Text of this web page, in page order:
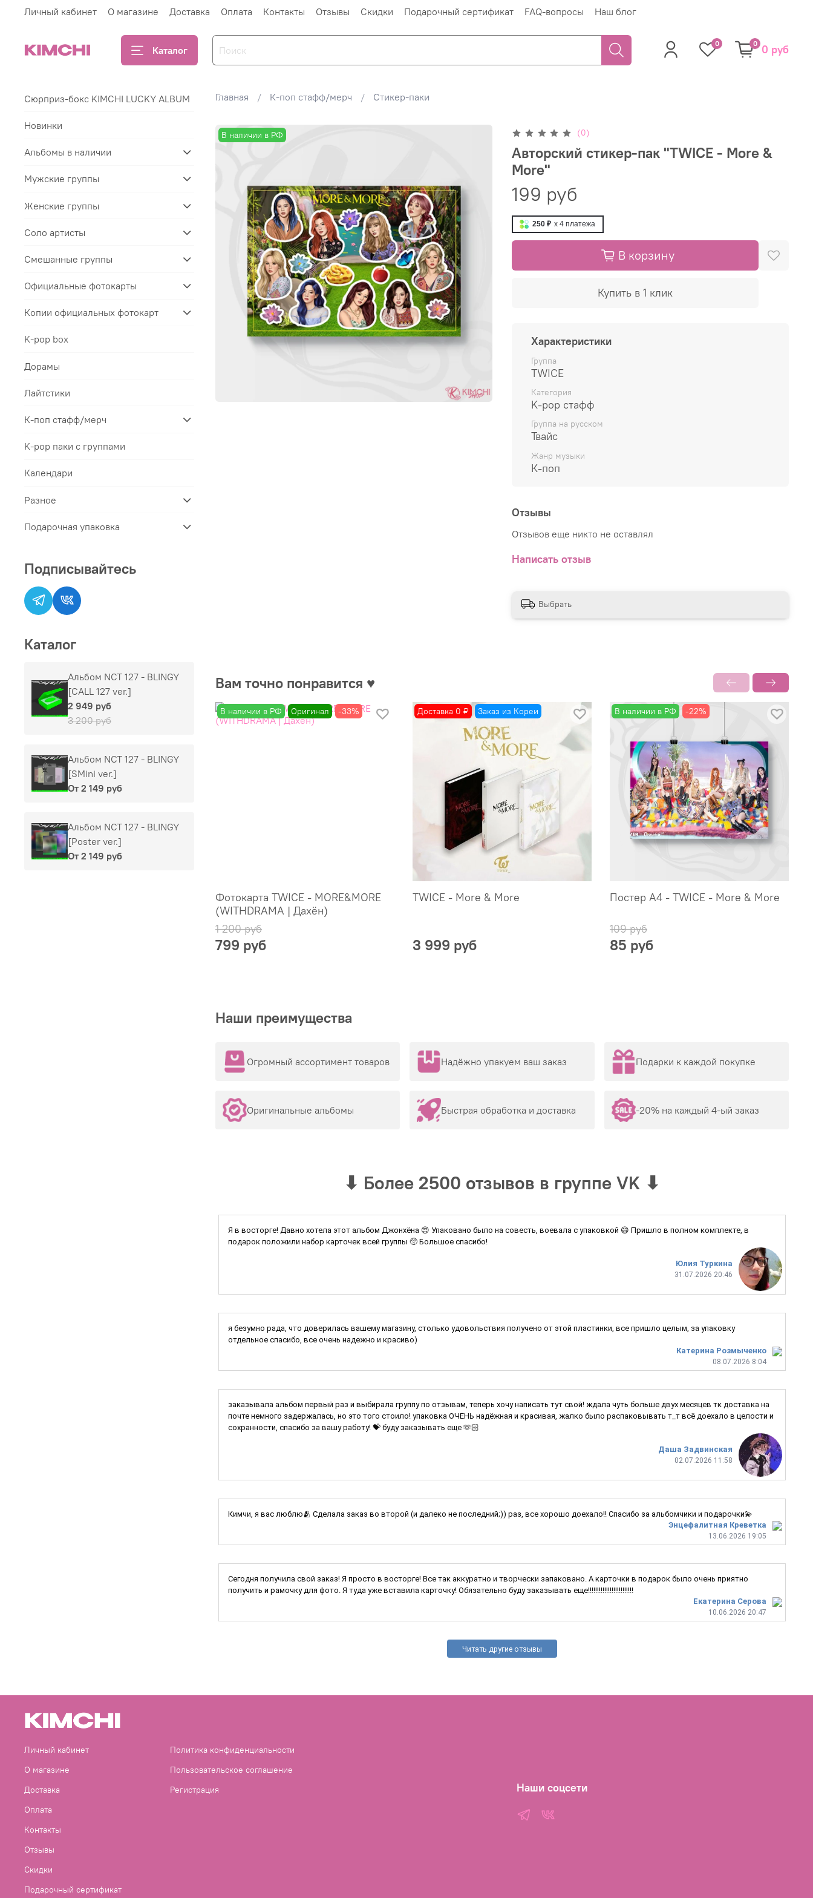
Личный кабинет О магазине Доставка Оплата Контакты Отзывы Скидки Подарочный сертификат FAQ-вопросы Наш блог
Каталог
0 0 0 руб
Главная К-поп стафф/мерч Стикер-паки
В наличии в РФ (0)
Авторский стикер-пак "TWICE - More &
More"
199 руб
250 ₽ x 4платежа
В корзину
Купить в 1 клик
Характеристики
Группа
TWICE
Категория
K-pop стафф
Группа на русском
Твайс
Жанр музыки
К-поп
Отзывы
Отзывов еще никто не оставлял
Написать отзыв
Выбрать
Вам точно понравится ♥
В наличии в РФ Оригинал -33%
Фотокарта TWICE - MORE&MORE
(WITHDRAMA | Дахён)
1 200 руб
799 руб
Доставка 0 ₽ Заказ из Кореи
TWICE - More & More
3 999 руб
В наличии в РФ -22%
Постер А4 - TWICE - More & More
109 руб
85 руб
Наши преимущества
Огромный ассортимент товаров
Оригинальные альбомы
Надёжно упакуем ваш заказ
Быстрая обработка и доставка
Подарки к каждой покупке
-20% на каждый 4-ый заказ
⬇ Более 2500 отзывов в группе VK ⬇
Юлия Туркина
31.07.2026 20:46
Я в восторге! Давно хотела этот альбом Джонхёна 😍 Упаковано было на совесть, воевала с упаковкой 😄 Пришло в полном комплекте, в
подарок положили набор карточек всей группы 🥺 Большое спасибо!
Катерина Розмыченко
08.07.2026 8:04
я безумно рада, что доверилась вашему магазину, столько удовольствия получено от этой пластинки, все пришло целым, за упаковку
отдельное спасибо, все очень надежно и красиво)
Даша Задвинская
02.07.2026 11:58
заказывала альбом первый раз и выбирала группу по отзывам, теперь хочу написать тут свой! ждала чуть больше двух месяцев тк доставка на
почте немного задержалась, но это того стоило! упаковка ОЧЕНЬ надёжная и красивая, жалко было распаковывать т_т всё доехало в целости и
сохранности, спасибо за вашу работу! 💝 буду заказывать еще 🫶🏻
Энцефалитная Креветка
13.06.2026 19:05
Кимчи, я вас люблю🫂 Сделала заказ во второй (и далеко не последний;)) раз, все хорошо доехало!! Спасибо за альбомчики и подарочки💫
Екатерина Серова
10.06.2026 20:47
Сегодня получила свой заказ! Я просто в восторге! Все так аккуратно и творчески запаковано. А карточки в подарок было очень приятно
получить и рамочку для фото. Я туда уже вставила карточку! Обязательно буду заказывать еще!!!!!!!!!!!!!!!!!!!!!!!!!
Читать другие отзывы
Сюрприз-бокс KIMCHI LUCKY ALBUM
Новинки
Альбомы в наличии
Мужские группы
Женские группы
Соло артисты
Смешанные группы
Официальные фотокарты
Копии официальных фотокарт
K-pop box
Дорамы
Лайтстики
К-поп стафф/мерч
K-pop паки с группами
Календари
Разное
Подарочная упаковка
Подписывайтесь
Каталог
Альбом NCT 127 - BLINGY
[CALL 127 ver.]
2 949 руб
3 200 руб
Альбом NCT 127 - BLINGY
[SMini ver.]
От 2 149 руб
Альбом NCT 127 - BLINGY
[Poster ver.]
От 2 149 руб
Личный кабинет
О магазине
Доставка
Оплата
Контакты
Отзывы
Скидки
Подарочный сертификат
Политика конфиденциальности
Пользовательское соглашение
Регистрация
Наши соцсети